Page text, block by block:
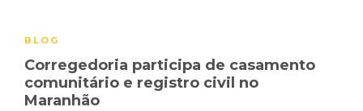
BLOG
Corregedoria participa de casamento
comunitário e registro civil no
Maranhão